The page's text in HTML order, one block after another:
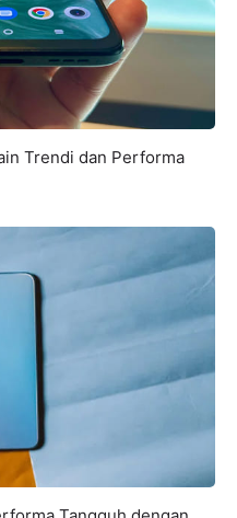
Trendi dan Performa